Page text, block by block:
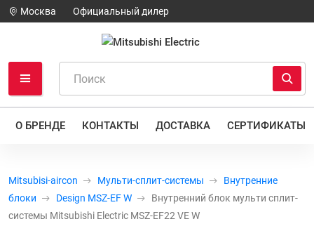
Москва Официальный дилер
О БРЕНДЕ КОНТАКТЫ ДОСТАВКА СЕРТИФИКАТЫ
Mitsubisi-aircon Мульти-сплит-системы
Внутренние
блоки
Design MSZ-EF W
Внутренний блок мульти сплит-
системы Mitsubishi Electric MSZ-EF22 VE W